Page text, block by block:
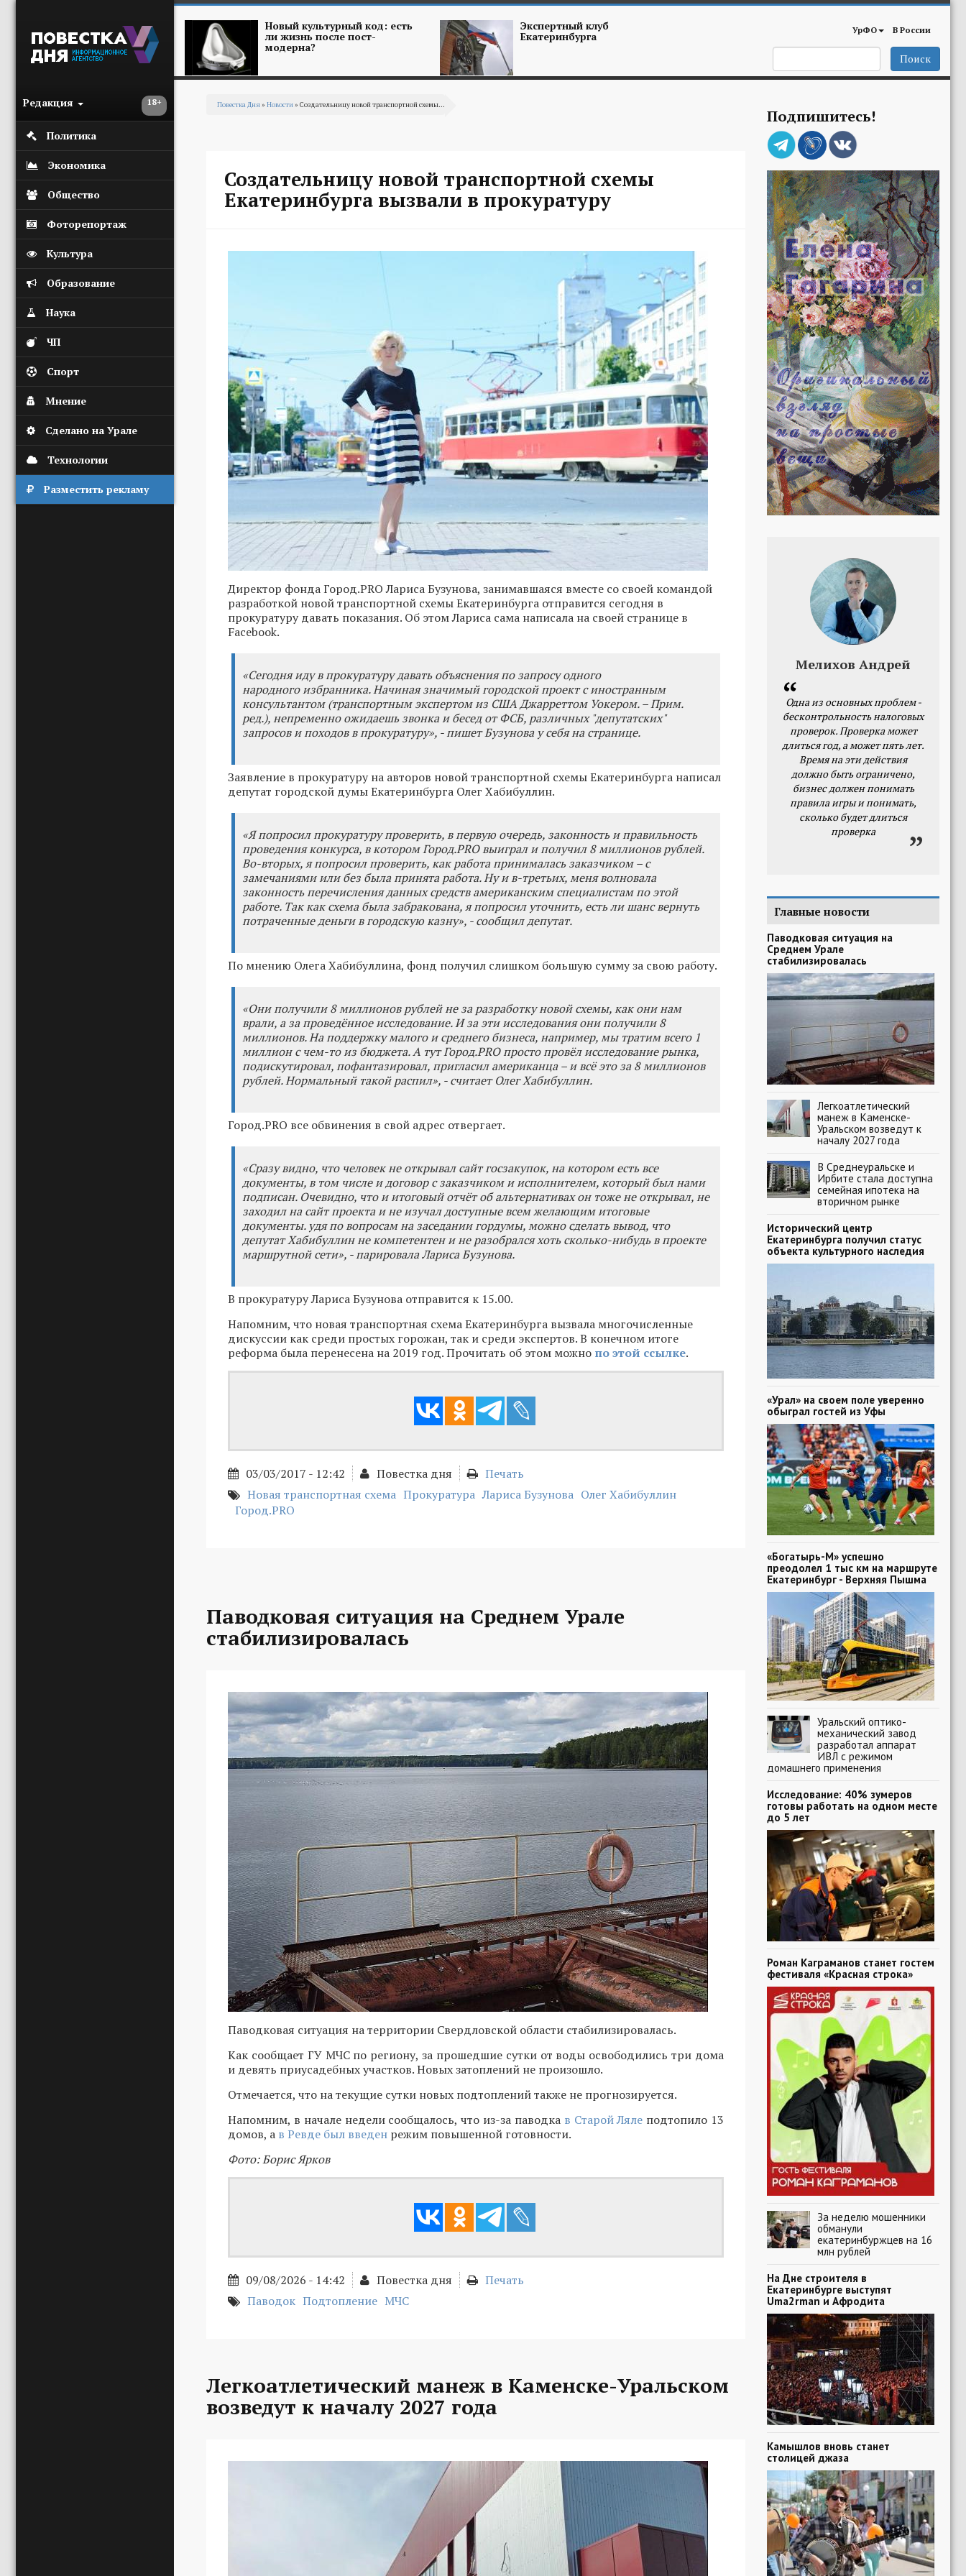
18+
Редакция
Политика
Экономика
Общество
Фоторепортаж
Культура
Образование
Наука
ЧП
Спорт
Мнение
Сделано на Урале
Технологии
Разместить рекламу
Новый культурный код: есть
ли жизнь после пост-
модерна?
Экспертный клуб
Екатеринбурга УрФО В России
Поиск
Повестка Дня» Новости» Создательницу новой транспортной схемы...
Создательницу новой транспортной схемы
Екатеринбурга вызвали в прокуратуру
Директор фонда Город.PRO Лариса Бузунова, занимавшаяся вместе со своей командой
разработкой новой транспортной схемы Екатеринбурга отправится сегодня в
прокуратуру давать показания. Об этом Лариса сама написала на своей странице в
Facebook.
«Сегодня иду в прокуратуру давать объяснения по запросу одного
народного избранника. Начиная значимый городской проект с иностранным
консультантом (транспортным экспертом из США Джарреттом Уокером. – Прим.
ред.), непременно ожидаешь звонка и бесед от ФСБ, различных "депутатских"
запросов и походов в прокуратуру», - пишет Бузунова у себя на странице.
Заявление в прокуратуру на авторов новой транспортной схемы Екатеринбурга написал
депутат городской думы Екатеринбурга Олег Хабибуллин.
«Я попросил прокуратуру проверить, в первую очередь, законность и правильность
проведения конкурса, в котором Город.PRO выиграл и получил 8 миллионов рублей.
Во-вторых, я попросил проверить, как работа принималась заказчиком – с
замечаниями или без была принята работа. Ну и в-третьих, меня волновала
законность перечисления данных средств американским специалистам по этой
работе. Так как схема была забракована, я попросил уточнить, есть ли шанс вернуть
потраченные деньги в городскую казну», - сообщил депутат.
По мнению Олега Хабибуллина, фонд получил слишком большую сумму за свою работу.
«Они получили 8 миллионов рублей не за разработку новой схемы, как они нам
врали, а за проведённое исследование. И за эти исследования они получили 8
миллионов. На поддержку малого и среднего бизнеса, например, мы тратим всего 1
миллион с чем-то из бюджета. А тут Город.PRO просто провёл исследование рынка,
подискутировал, пофантазировал, пригласил американца – и всё это за 8 миллионов
рублей. Нормальный такой распил», - считает Олег Хабибуллин.
Город.PRO все обвинения в свой адрес отвергает.
«Сразу видно, что человек не открывал сайт госзакупок, на котором есть все
документы, в том числе и договор с заказчиком и исполнителем, который был нами
подписан. Очевидно, что и итоговый отчёт об альтернативах он тоже не открывал, не
заходил на сайт проекта и не изучал доступные всем желающим итоговые
документы. удя по вопросам на заседании гордумы, можно сделать вывод, что
депутат Хабибуллин не компетентен и не разобрался хоть сколько-нибудь в проекте
маршрутной сети», - парировала Лариса Бузунова.
В прокуратуру Лариса Бузунова отправится к 15.00.
Напомним, что новая транспортная схема Екатеринбурга вызвала многочисленные
дискуссии как среди простых горожан, так и среди экспертов. В конечном итоге
реформа была перенесена на 2019 год. Прочитать об этом можно по этой ссылке.
03/03/2017 - 12:42 Повестка дня
Печать
Новая транспортная схема Прокуратура Лариса Бузунова Олег Хабибуллин
Город.PRO
Паводковая ситуация на Среднем Урале
стабилизировалась
Паводковая ситуация на территории Свердловской области стабилизировалась.
Как сообщает ГУ МЧС по региону, за прошедшие сутки от воды освободились три дома
и девять приусадебных участков. Новых затоплений не произошло.
Отмечается, что на текущие сутки новых подтоплений также не прогнозируется.
Напомним, в начале недели сообщалось, что из-за паводка в Старой Ляле подтопило 13
домов, а в Ревде был введен режим повышенной готовности.
Фото: Борис Ярков
09/08/2026 - 14:42 Повестка дня
Печать
Паводок Подтопление МЧС
Легкоатлетический манеж в Каменске-Уральском
возведут к началу 2027 года
Подпишитесь!
Мелихов Андрей
Одна из основных проблем -
бесконтрольность налоговых
проверок. Проверка может
длиться год, а может пять лет.
Время на эти действия
должно быть ограничено,
бизнес должен понимать
правила игры и понимать,
сколько будет длиться
проверка
Главные новости
Паводковая ситуация на
Среднем Урале
стабилизировалась
Легкоатлетический
манеж в Каменске-
Уральском возведут к
началу 2027 года
В Среднеуральске и
Ирбите стала доступна
семейная ипотека на
вторичном рынке
Исторический центр
Екатеринбурга получил статус
объекта культурного наследия
«Урал» на своем поле уверенно
обыграл гостей из Уфы
«Богатырь-М» успешно
преодолел 1 тыс км на маршруте
Екатеринбург - Верхняя Пышма
Уральский оптико-
механический завод
разработал аппарат
ИВЛ с режимом
домашнего применения
Исследование: 40% зумеров
готовы работать на одном месте
до 5 лет
Роман Каграманов станет гостем
фестиваля «Красная строка»
За неделю мошенники
обманули
екатеринбуржцев на 16
млн рублей
На Дне строителя в
Екатеринбурге выступят
Uma2rman и Афродита
Камышлов вновь станет
столицей джаза